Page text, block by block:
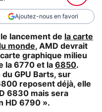
Ajoutez-nous en favori
lancement de la carte
monde, AMD devrait
graphique milieu
la 6770 et la 6850.
GPU Barts, sur
reposent déjà, elle
6830 mais sera
HD 6790 ».